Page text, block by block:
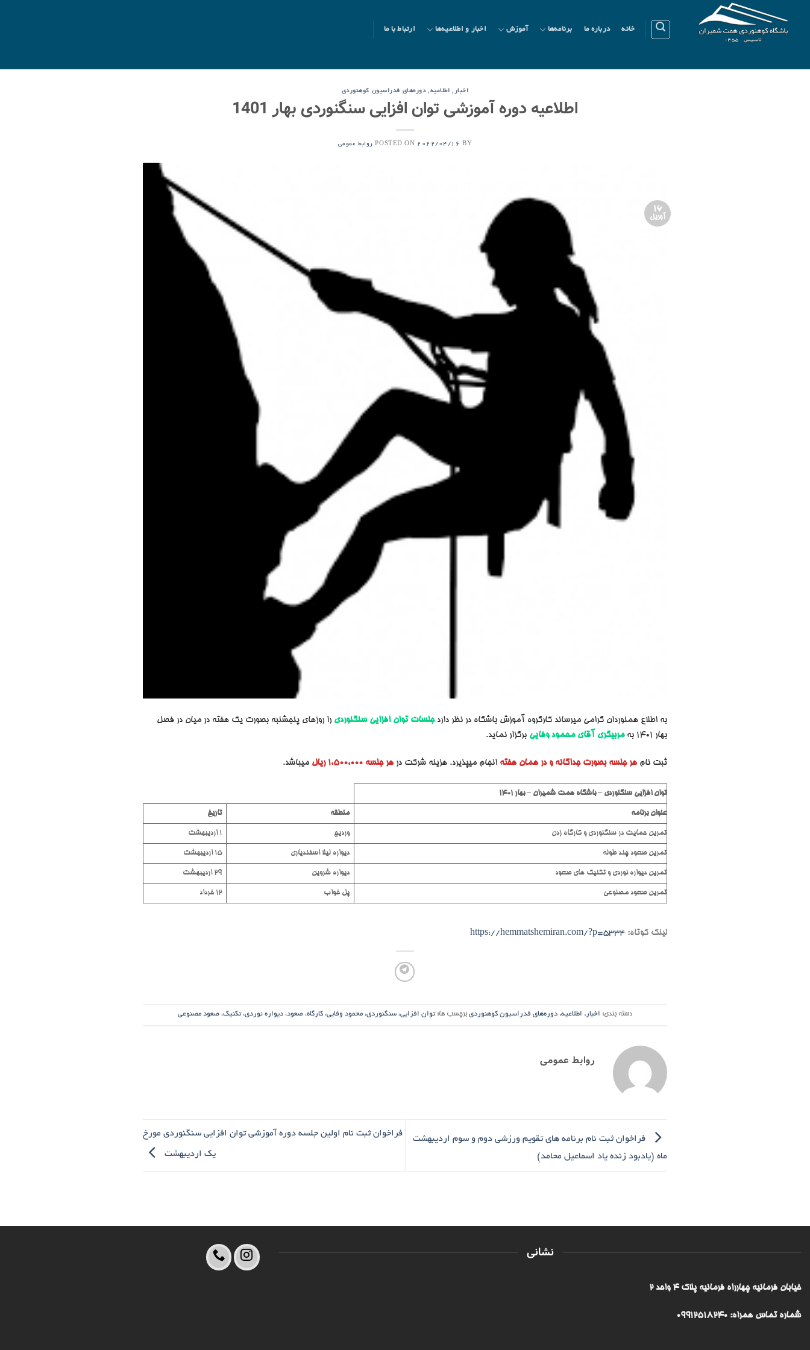
content
خانه درباره ما برنامه‌ها آموزش اخبار و اطلاعیه‌ها ارتباط با ما
اخبار , اطلاعیه,دوره‌های فدراسیون کوهنوردی
اطلاعیه دوره آموزشی توان افزایی سنگنوردی بهار 1401
POSTED ON 2022/04/16 BY روابط عمومی
16
آوریل
به اطلاع همنوردان گرامی میرساند کارگروه آموزش باشگاه در نظر داردجلسات توان افزایی سنگنوردی را روزهای پنجشنبه بصورت یک هفته در میان در فصل
بهار 1401 به
مربیگری آقای محمود وفایی برگزار نماید.
ثبت نامهر جلسه بصورت جداگانه و در همان هفته انجام میپذیرد. هزینه شرکت درهر جلسه 1،500،000 ریال میباشد.
توان افزایی سنگنوردی –باشگاه همت شمیران –بهار 1401
عنوان برنامه منطقه تاریخ
تمرین حمایت در سنگنوردی و کارگاه زدن وردیج 1 اردیبهشت
تمرین صعود چند طوله دیواره لیلا اسفندیاری 15 اردیبهشت
تمرین دیواره نوردی و تکنیک های صعود دیواره شروین 29 اردیبهشت
تمرین صعود مصنوعی پل خواب 12 خرداد
لینک کوتاه: https://hemmatshemiran.com/?p=5334
دسته بندی: اخبار , اطلاعیه, دوره‌های فدراسیون کوهنوردی برچسب ها:توان افزایی، سنگنوردی، محمود وفایی، کارگاه، صعود، دیواره نوردی، تکنیک، صعود مصنوعی
روابط عمومی
فراخوان ثبت نام برنامه های تقویم ورزشی دوم و سوم اردیبهشت
ماه (یادبود زنده یاد اسماعیل محامد)
فراخوان ثبت نام اولین جلسه دوره آموزشی توان افزایی سنگنوردی مورخ
یک اردیبهشت
نشانی
خیابان فرمانیه چهارراه فرمانیه پلاک ۴ واحد ۲
شماره تماس همراه: 09912518240